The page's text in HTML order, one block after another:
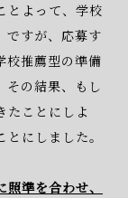
とよって、学校
ですが、応募す
校推薦型の準備
その結果、もし
たことにしよ
にしました。
準を合わせ、